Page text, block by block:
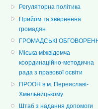
Регуляторна політика
Прийом та звернення
громадян
ГРОМАДСЬКІ
Міська міжвідомча
координаційно-методична
рада з правової освіти
ПРООН в м. Переяславі-
Хмельницькому
Штаб з надання допомоги